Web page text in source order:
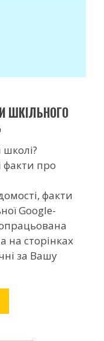
ШКІЛЬНОГО
факти про
факти
Google-
на сторінках
за Вашу